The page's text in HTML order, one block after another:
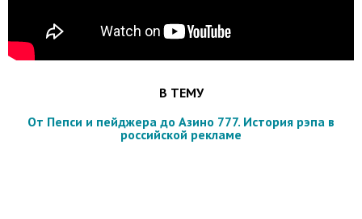
В ТЕМУ
От Пепси и пейджера до Азино 777. История рэпа в
российской рекламе